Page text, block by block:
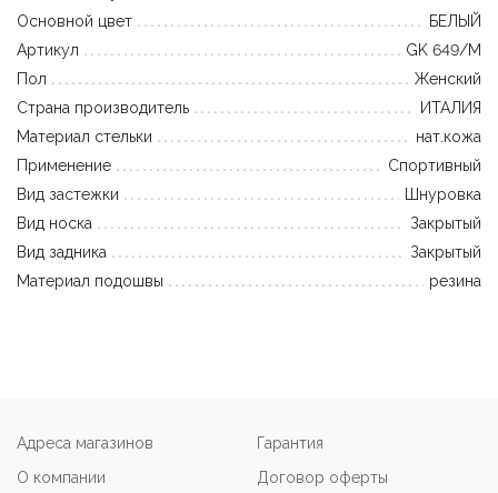
Основной цвет
БЕЛЫЙ
Артикул
GK 649/M
Пол
Женский
Страна производитель
ИТАЛИЯ
Материал стельки
нат.кожа
Применение
Спортивный
Вид застежки
Шнуровка
Вид носка
Закрытый
Вид задника
Закрытый
Материал подошвы
резина
Адреса магазинов
О компании
Гарантия
Договор оферты